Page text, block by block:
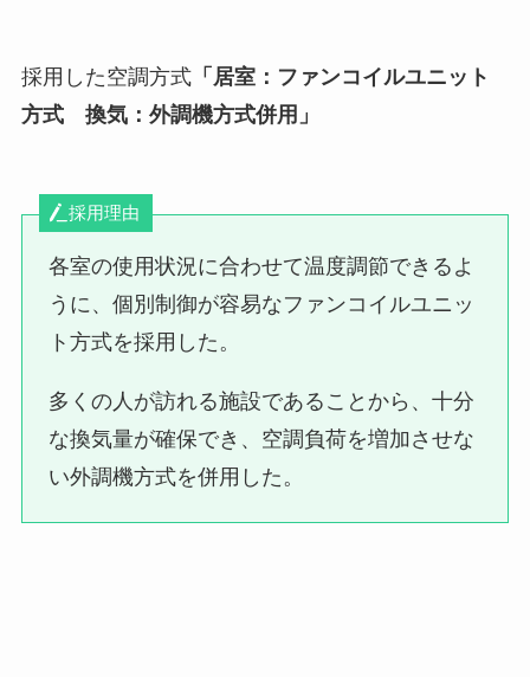
採用した空調方式「居室：ファンコイルユニット
方式 換気：外調機方式併用」
採用理由
各室の使用状況に合わせて温度調節できるよ
うに、個別制御が容易なファンコイルユニッ
ト方式を採用した。
多くの人が訪れる施設であることから、十分
な換気量が確保でき、空調負荷を増加させな
い外調機方式を併用した。